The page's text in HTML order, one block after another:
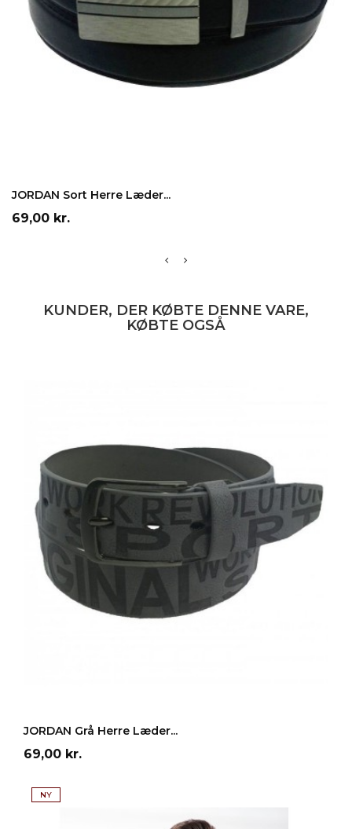
JORDAN Sort Herre Læder...
Pris
69,00 kr.
KUNDER, DER KØBTE DENNE VARE,
KØBTE OGSÅ
JORDAN Grå Herre Læder...
Pris
69,00 kr.
NY